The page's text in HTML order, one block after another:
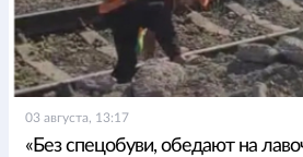
03 августа, 13:17
«Без спецобуви, обедают на